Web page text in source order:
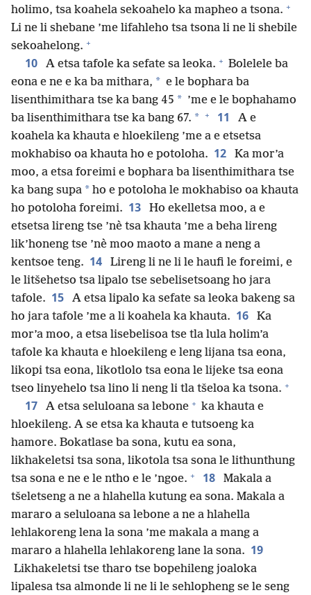
holimo, tsa koahela sekoahelo ka mapheo a tsona. +
Li ne li shebane ’me lifahleho tsa tsona li ne li shebile
sekoahelong. +
10 A etsa tafole ka sefate sa leoka. + Bolelele ba
eona e ne e ka ba mithara, * e le bophara ba
lisenthimithara tse ka bang 45 * ’me e le bophahamo
ba lisenthimithara tse ka bang 67. * + 11
A e
koahela ka khauta e hloekileng ’me a e etsetsa
mokhabiso oa khauta ho e potoloha. 12
Ka mor’a
moo, a etsa foreimi e bophara ba lisenthimithara tse
ka bang supa * ho e potoloha le mokhabiso oa khauta
ho potoloha foreimi. 13
Ho ekelletsa moo, a e
etsetsa lireng tse ’nè tsa khauta ’me a beha lireng
lik’honeng tse ’nè moo maoto a mane a neng a
kentsoe teng. 14
Lireng li ne li le haufi le foreimi, e
le litšehetso tsa lipalo tse sebelisetsoang ho jara
tafole. 15
A etsa lipalo ka sefate sa leoka bakeng sa
ho jara tafole ’me a li koahela ka khauta. 16
Ka
mor’a moo, a etsa lisebelisoa tse tla lula holim’a
tafole ka khauta e hloekileng e leng lijana tsa eona,
likopi tsa eona, likotlolo tsa eona le lijeke tsa eona
tseo linyehelo tsa lino li neng li tla tšeloa ka tsona. +
17 A etsa seluloana sa lebone + ka khauta e
hloekileng. A se etsa ka khauta e tutsoeng ka
hamore. Bokatlase ba sona, kutu ea sona,
likhakeletsi tsa sona, likotola tsa sona le lithunthung
tsa sona e ne e le ntho e le ’ngoe. + 18
Makala a
tšeletseng a ne a hlahella kutung ea sona. Makala a
mararo a seluloana sa lebone a ne a hlahella
lehlakoreng lena la sona ’me makala a mang a
mararo a hlahella lehlakoreng lane la sona. 19
Likhakeletsi tse tharo tse bopehileng joaloka
lipalesa tsa almonde li ne li le sehlopheng se le seng